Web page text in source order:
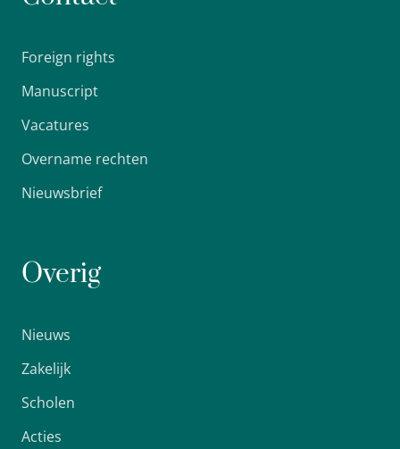
Foreign rights
Manuscript
Vacatures
Overname rechten
Nieuwsbrief
Overig
Nieuws
Zakelijk
Scholen
Acties